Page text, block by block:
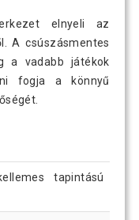
elnyeli az
A csúszásmentes
a vadabb játékok
fogja a könnyű
tapintású